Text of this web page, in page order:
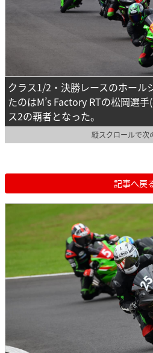
クラス1/2・決勝レースのホール
たのはM’s Factory RTの松岡選
ス2の覇者となった。
縦スクロールで次
記事へ戻